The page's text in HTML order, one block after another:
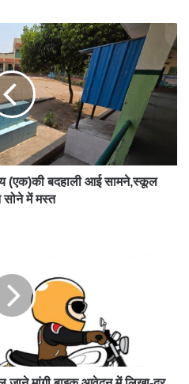
e
(एक)की बदहाली आई सामने,स्कूल
सोने में मस्त